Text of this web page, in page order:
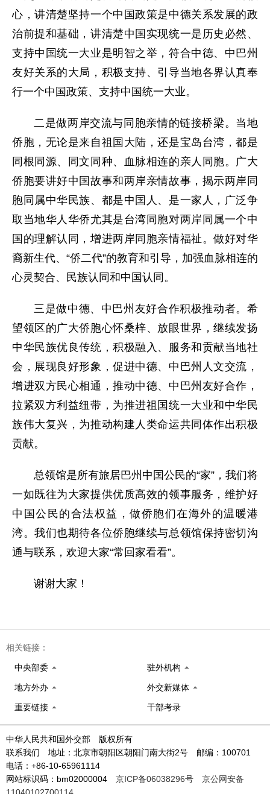
心，讲清楚坚持一个中国政策是中德关系发展的政
治前提和基础，讲清楚中国实现统一是历史必然、
支持中国统一大业是明智之举，符合中德、中巴州
友好关系的大局，积极支持、引导当地各界认真奉
行一个中国政策、支持中国统一大业。
二是做两岸交流与同胞亲情的链接桥梁。当地
侨胞，无论是来自祖国大陆，还是宝岛台湾，都是
同根同源、同文同种、血脉相连的亲人同胞。广大
侨胞要讲好中国故事和两岸亲情故事，揭示两岸同
胞同属中华民族、都是中国人、是一家人，广泛争
取当地华人华侨尤其是台湾同胞对两岸同属一个中
国的理解认同，增进两岸同胞亲情福祉。做好对华
裔新生代、“侨二代”的教育和引导，加强血脉相连的
心灵契合、民族认同和中国认同。
三是做中德、中巴州友好合作积极推动者。希
望领区的广大侨胞心怀桑梓、放眼世界，继续发扬
中华民族优良传统，积极融入、服务和贡献当地社
会，展现良好形象，促进中德、中巴州人文交流，
增进双方民心相通，推动中德、中巴州友好合作，
拉紧双方利益纽带，为推进祖国统一大业和中华民
族伟大复兴，为推动构建人类命运共同体作出积极
贡献。
总领馆是所有旅居巴州中国公民的“家”，我们将
一如既往为大家提供优质高效的领事服务，维护好
中国公民的合法权益，做侨胞们在海外的温暖港
湾。我们也期待各位侨胞继续与总领馆保持密切沟
通与联系，欢迎大家“常回家看看”。
谢谢大家！
相关链接：
中央部委 驻外机构
地方外办 外交新媒体
重要链接 干部考录
中华人民共和国外交部 版权所有
联系我们 地址：北京市朝阳区朝阳门南大街2号 邮编：100701
电话：+86-10-65961114
网站标识码：bm02000004 京ICP备06038296号
京公网安备